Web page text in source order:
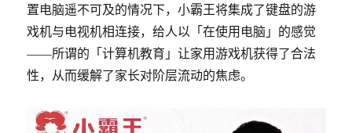
置电脑遥不可及的情况下，小霸王将集成了键盘的游
戏机与电视机相连接，给人以「在使用电脑」的感觉
——所谓的「计算机教育」让家用游戏机获得了合法
性，从而缓解了家长对阶层流动的焦虑。